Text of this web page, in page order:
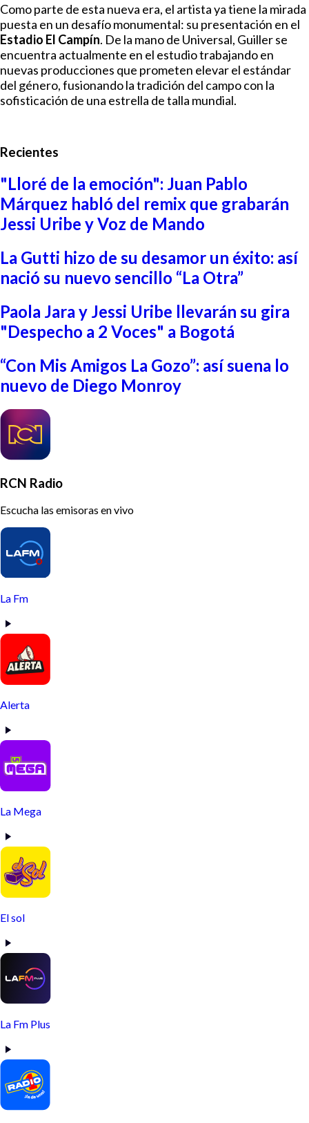
Como parte de esta nueva era, el artista ya tiene la mirada
puesta en un desafío monumental: su presentación en el
Estadio El Campín. De la mano de Universal, Guiller se
encuentra actualmente en el estudio trabajando en
nuevas producciones que prometen elevar el estándar
del género, fusionando la tradición del campo con la
sofisticación de una estrella de talla mundial.
Recientes
"Lloré de la emoción": Juan Pablo
Márquez habló del remix que grabarán
Jessi Uribe y Voz de Mando
La Gutti hizo de su desamor un éxito: así
nació su nuevo sencillo “La Otra”
Paola Jara y Jessi Uribe llevarán su gira
"Despecho a 2 Voces" a Bogotá
“Con Mis Amigos La Gozo”: así suena lo
nuevo de Diego Monroy
RCN Radio
Escucha las emisoras en vivo
La Fm
Alerta
La Mega
El sol
La Fm Plus